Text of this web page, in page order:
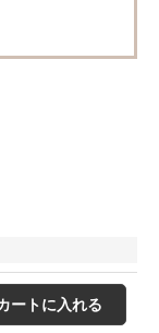
ートに入れる